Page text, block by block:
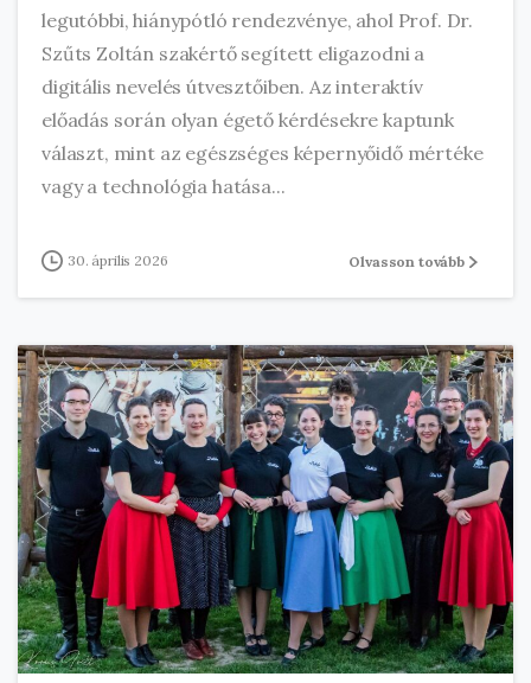
legutóbbi, hiánypótló rendezvénye, ahol Prof. Dr.
Szűts Zoltán szakértő segített eligazodni a
digitális nevelés útvesztőiben. Az interaktív
előadás során olyan égető kérdésekre kaptunk
választ, mint az egészséges képernyőidő mértéke
vagy a technológia hatása...
30. április 2026 Olvasson tovább